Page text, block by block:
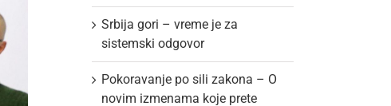
Srbija gori – vreme je za
sistemski odgovor
Pokoravanje po sili zakona – O
novim izmenama koje prete